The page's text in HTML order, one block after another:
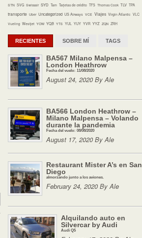
STN SVG Swissair SYD Tam Tarjetas de crédito TFS Thomas Cook TLV TPA
transporte Uber Uncategorized US Airways VCE Viajes Virgin Atlantic VLC
Vueling Westjet YOW YQB YTS YUL YUY YVR YYZ ZQN ZRH
RECIENTES SOBRE MÍ TAGS
BA567 Milano Malpensa –
London Heathrow
Fecha del vuelo: 11/08/2020
August 24, 2020 By Ale
BA566 London Heathrow –
Milano Malpensa – Volando
durante la pandemia
Fecha del vuelo: 08/08/2020
August 17, 2020 By Ale
Restaurant Mister A’s en San
Diego
almorzando junto a los aviones.
February 24, 2020 By Ale
Alquilando auto en
Silvercar by Audi
Audi Q5